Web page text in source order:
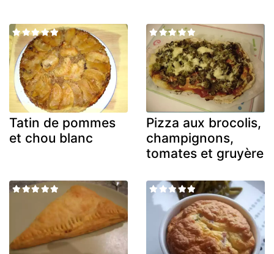
Tatin de pommes
et chou blanc
Pizza aux brocolis,
champignons,
tomates et gruyère